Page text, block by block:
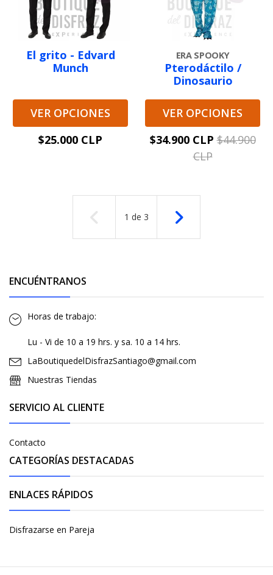
El grito - Edvard
Munch
VER OPCIONES
$25.000 CLP
ERA SPOOKY
Pterodáctilo /
Dinosaurio
VER OPCIONES
$34.900 CLP $44.900
CLP
1 de 3
ENCUÉNTRANOS
Horas de trabajo:
Lu - Vi de 10 a 19 hrs. y sa. 10 a 14 hrs.
LaBoutiquedelDisfrazSantiago@gmail.com
Nuestras Tiendas
SERVICIO AL CLIENTE
Contacto
CATEGORÍAS DESTACADAS
ENLACES RÁPIDOS
Disfrazarse en Pareja